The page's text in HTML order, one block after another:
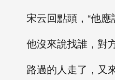
宋云回點頭，“他應
他沒來說找誰，對
路過的人走了，又